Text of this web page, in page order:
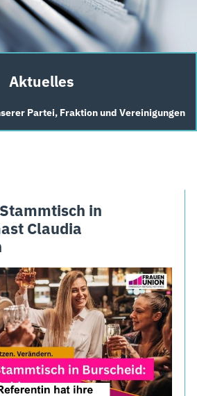
Aktuelles
Partei, Fraktion und Vereinigungen
in
Claudia